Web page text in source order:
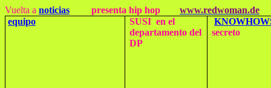
Vuelta a noticias presenta hip hop www.redwoman.de
equipo
SUSI en el
departamento del
DP
secreto